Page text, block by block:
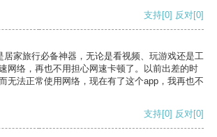
支持[0] 反对[0]
居家旅行必备神器，无论是看视频、玩游戏还是工
网络，再也不用担心网速卡顿了。以前出差的时
无法正常使用网络，现在有了这个app，我再也不
支持[0] 反对[0]